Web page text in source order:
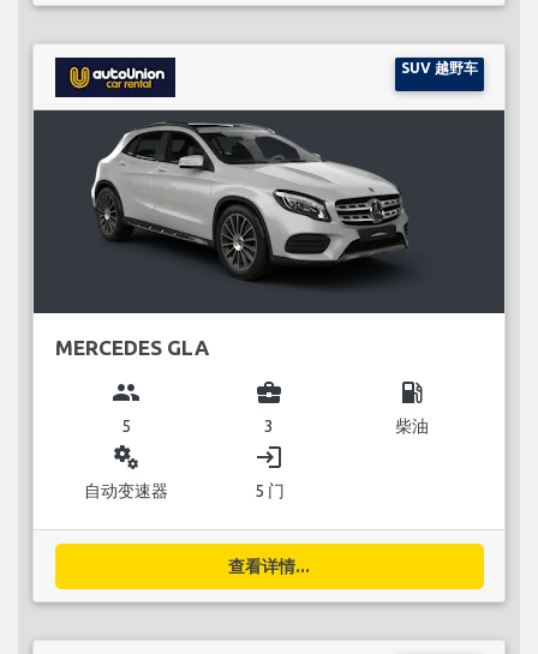
SUV 越野车
MERCEDES GLA
group
5
business_center
3
local_gas_station
柴油
miscellaneous_services
自动变速器
login
5 门
查看详情...